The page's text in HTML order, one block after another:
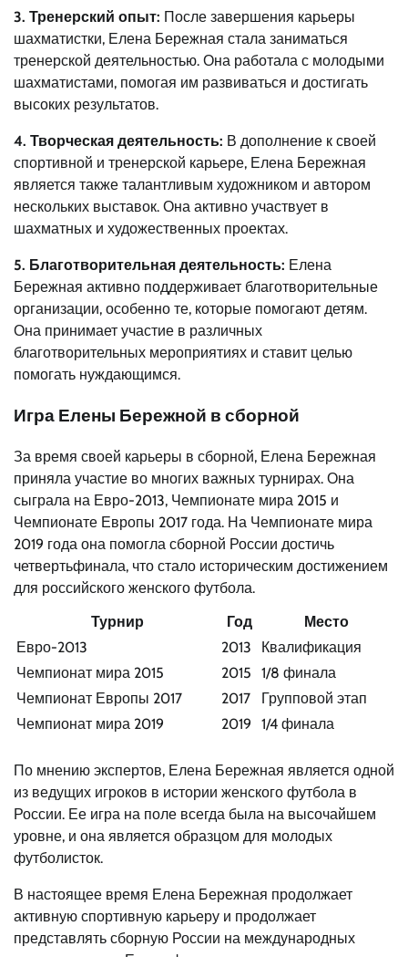
3. Тренерский опыт: После завершения карьеры
шахматистки, Елена Бережная стала заниматься
тренерской деятельностью. Она работала с молодыми
шахматистами, помогая им развиваться и достигать
высоких результатов.
4. Творческая деятельность: В дополнение к своей
спортивной и тренерской карьере, Елена Бережная
является также талантливым художником и автором
нескольких выставок. Она активно участвует в
шахматных и художественных проектах.
5. Благотворительная деятельность: Елена
Бережная активно поддерживает благотворительные
организации, особенно те, которые помогают детям.
Она принимает участие в различных
благотворительных мероприятиях и ставит целью
помогать нуждающимся.
Игра Елены Бережной в сборной
За время своей карьеры в сборной, Елена Бережная
приняла участие во многих важных турнирах. Она
сыграла на Евро-2013, Чемпионате мира 2015 и
Чемпионате Европы 2017 года. На Чемпионате мира
2019 года она помогла сборной России достичь
четвертьфинала, что стало историческим достижением
для российского женского футбола.
Турнир
Год
Место
Евро-2013
2013
Квалификация
Чемпионат мира 2015
2015
1/8 финала
Чемпионат Европы 2017
2017
Групповой этап
Чемпионат мира 2019
2019 1/4 финала
По мнению экспертов, Елена Бережная является одной
из ведущих игроков в истории женского футбола в
России. Ее игра на поле всегда была на высочайшем
уровне, и она является образцом для молодых
футболисток.
В настоящее время Елена Бережная продолжает
активную спортивную карьеру и продолжает
представлять сборную России на международных